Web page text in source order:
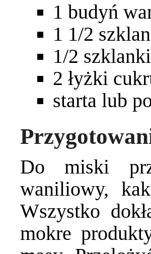
1 budyń
1 1/2
1/2
2 łyżki
starta lub
Do miski
waniliowy,
Wszystko
mokre